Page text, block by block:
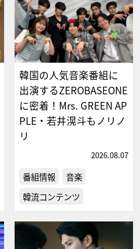
韓国の人気音楽番組に
出演するZEROBASEONE
に密着！Mrs. GREEN AP
PLE・若井滉斗もノリノ
リ
2026.08.07
番組情報
音楽
韓流コンテンツ